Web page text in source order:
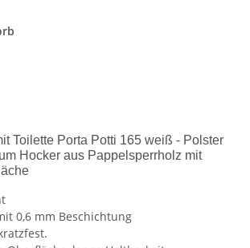
Toilette Porta Potti 165 weiß - Polster
Hocker aus Pappelsperrholz mit
0,6 mm Beschichtung